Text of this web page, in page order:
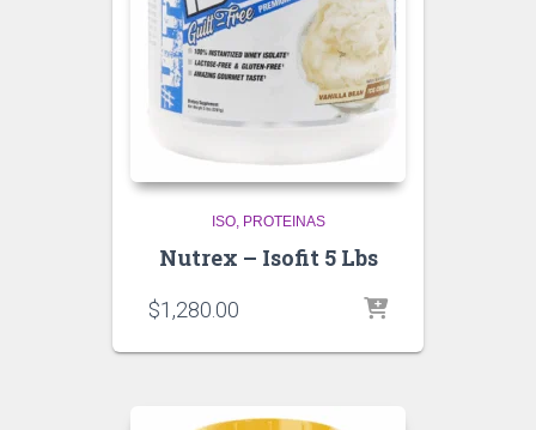
ISO PROTEINAS
Nutrex – Isofit 5 Lbs
$1,280.00